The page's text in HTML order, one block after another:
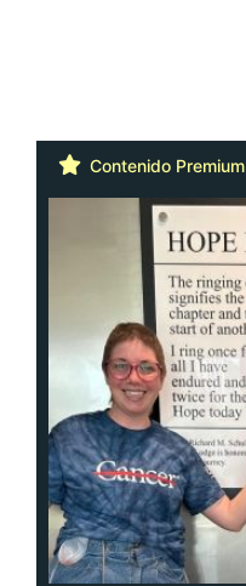
Contenido Premium